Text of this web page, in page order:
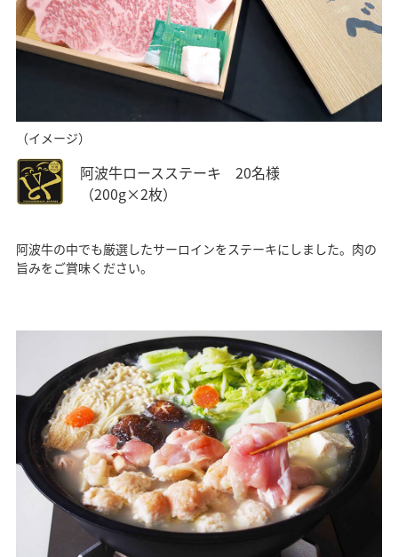
（イメージ）
阿波牛ロースステーキ 20名様
（200g×2枚）
阿波牛の中でも厳選したサーロインをステーキにしました。肉の
旨みをご賞味ください。